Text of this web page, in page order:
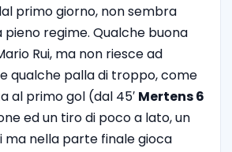
primo giorno, non sembra
regime. Qualche buona
Rui, ma non riesce ad
qualche palla di troppo, come
al primo gol (dal 45′ Mertens 6
ed un tiro di poco a lato, un
ma nella parte finale gioca